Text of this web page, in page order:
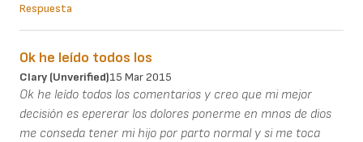
Respuesta
Ok he leído todos los
Clary (unverified)15 Mar 2015
Ok he leído todos los comentarios y creo que mi mejor
decisión es epererar los dolores ponerme en mnos de dios
me conseda tener mi hijo por parto normal y si me toca